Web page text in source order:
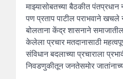
माझ्यासोबतच्या बैठकीत
पण प्रताप पाटील पराभवाने खचले
बोलताना केंद्र शासनाने
केलेला प्रचार मतदानासाठी
संविधान बदलाच्या प्रचाराला
निवडणुकीतून जनतेसमोर